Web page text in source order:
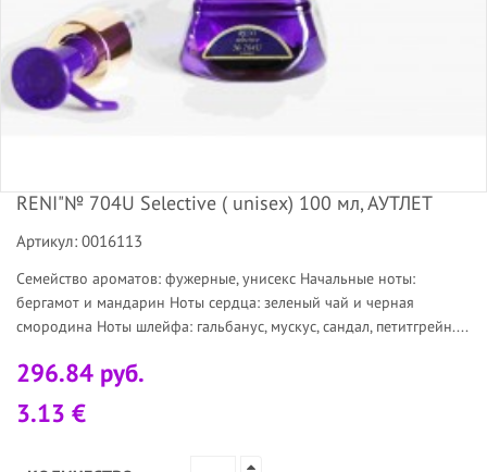
RENI"№ 704U Selective ( unisex) 100 мл, АУТЛЕТ
Артикул: 0016113
Семейство ароматов: фужерные, унисекс Начальные ноты:
бергамот и мандарин Ноты сердца: зеленый чай и черная
смородина Ноты шлейфа: гальбанус, мускус, сандал, петитгрейн....
296.84 руб.
3.13 €